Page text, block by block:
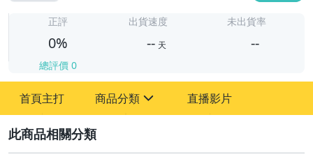
正評
0%
總評價 0
出貨速度
-- 天
未出貨率
--
首頁主打 商品分類 直播影片